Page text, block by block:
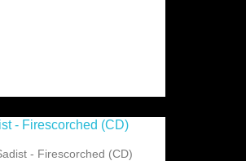
- Firescorched (CD)